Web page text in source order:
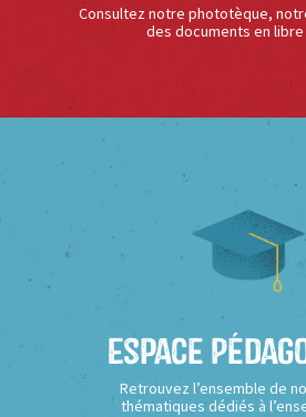
Consultez notre phototèque,
des documents en libre
Espace
Retrouvez l’ensemble de
thématiques dédiés à